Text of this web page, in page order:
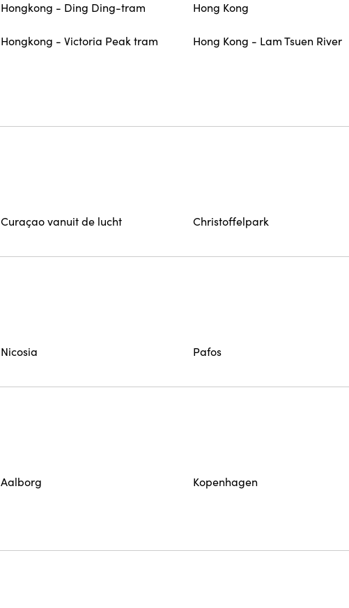
Hongkong - Ding Ding-tram Hong Kong
Hongkong - Victoria Peak tram Hong Kong - Lam Tsuen River
Curaçao vanuit de lucht Christoffelpark
Nicosia Pafos
Aalborg Kopenhagen